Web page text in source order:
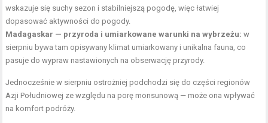
wskazuje się suchy sezon i stabilniejszą pogodę, więc łatwiej
dopasować aktywności do pogody.
Madagaskar — przyroda i umiarkowane warunki na wybrzeżu: w
sierpniu bywa tam opisywany klimat umiarkowany i unikalna fauna, co
pasuje do wypraw nastawionych na obserwację przyrody.
Jednocześnie w sierpniu ostrożniej podchodzi się do części regionów
Azji Południowej ze względu na porę monsunową — może ona wpływać
na komfort podróży.